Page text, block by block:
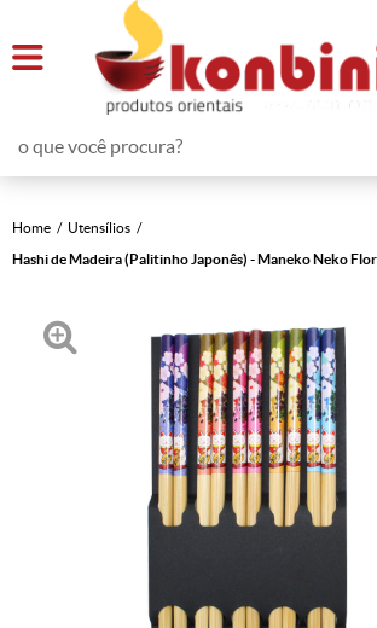
Home
Utensílios
Hashi de Madeira (Palitinho Japonês) - Maneko Neko Flor